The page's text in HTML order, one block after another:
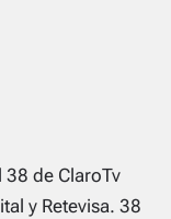
38 de ClaroTv
y Retevisa. 38